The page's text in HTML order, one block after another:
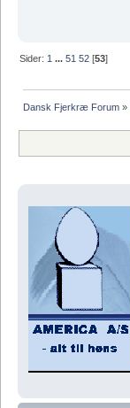
Sider: 1 ...51 52 [53]
Dansk Fjerkræ Forum »